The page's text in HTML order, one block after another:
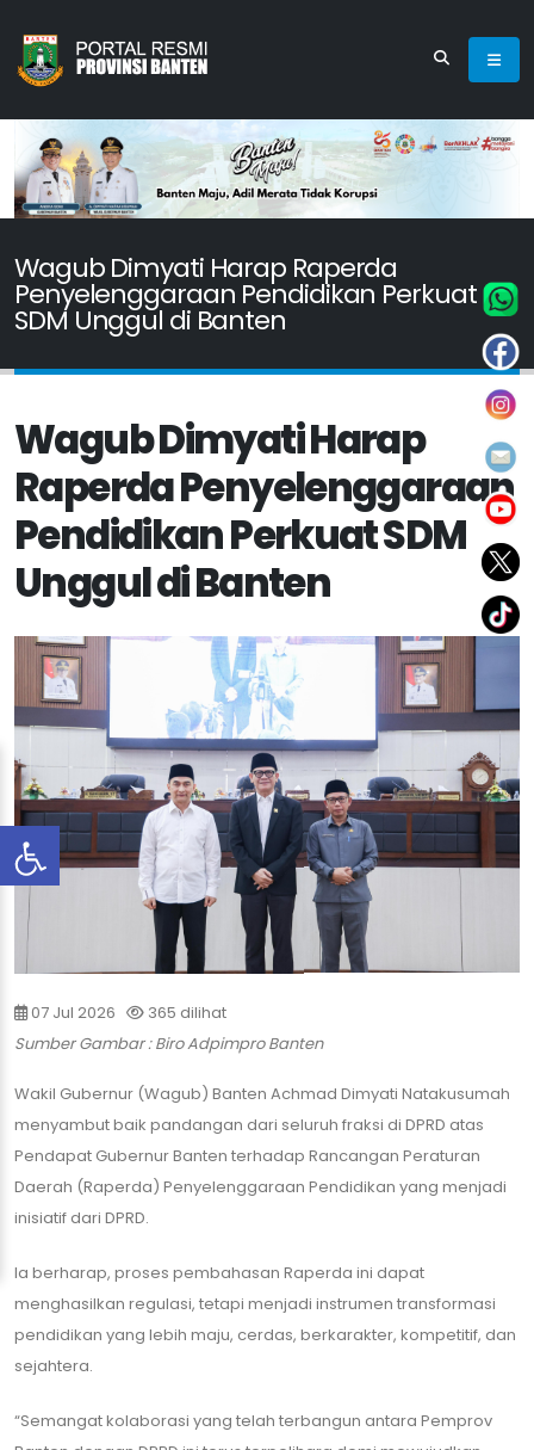
Wagub Dimyati Harap Raperda
Penyelenggaraan Pendidikan Perkuat
SDM Unggul di Banten
Wagub Dimyati Harap
Raperda Penyelenggaraan
Pendidikan Perkuat SDM
Unggul di Banten
07 Jul 2026
365 dilihat
Sumber Gambar : Biro Adpimpro Banten
Wakil Gubernur (Wagub) Banten Achmad Dimyati Natakusumah
menyambut baik pandangan dari seluruh fraksi di DPRD atas
Pendapat Gubernur Banten terhadap Rancangan Peraturan
Daerah (Raperda) Penyelenggaraan Pendidikan yang menjadi
inisiatif dari DPRD.
Ia berharap, proses pembahasan Raperda ini dapat
menghasilkan regulasi, tetapi menjadi instrumen transformasi
pendidikan yang lebih maju, cerdas, berkarakter, kompetitif, dan
sejahtera.
“Semangat kolaborasi yang telah terbangun antara Pemprov